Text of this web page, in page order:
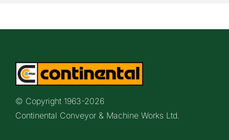
© Copyright 1963-2026
Continental Conveyor & Machine Works Ltd.